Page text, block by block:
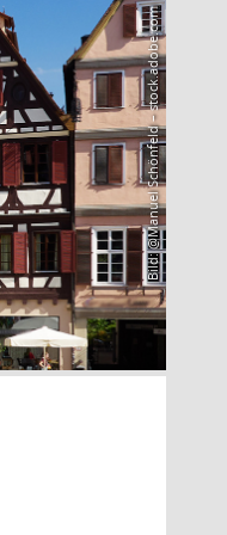
Bild: @Manuel Schönfeld – stock.adobe.com